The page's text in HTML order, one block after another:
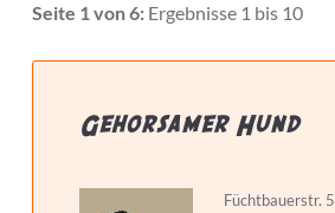
Seite 1 von 6:Ergebnisse 1 bis 10
Gehorsamer Hund
Füchtbauerstr. 5